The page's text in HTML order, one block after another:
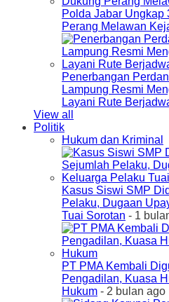
Polda Jabar Ungkap
Perang Melawan
Penerbangan
Lampung Resmi
Layani Rute
View all
Politik
Hukum dan Kriminal
Kasus Siswi SMP
Pelaku, Dugaan
Tuai Sorotan - 1
PT PMA Kembali
Pengadilan, Kuasa
Hukum - 2 bulan ago